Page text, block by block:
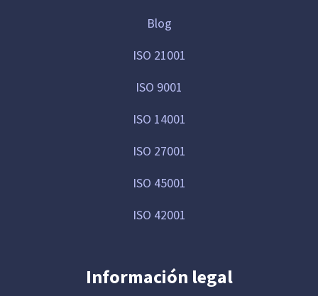
Blog
ISO 21001
ISO 9001
ISO 14001
ISO 27001
ISO 45001
ISO 42001
Información legal